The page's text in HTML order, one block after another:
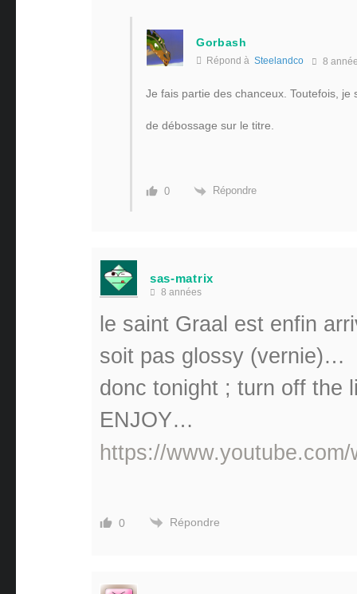
Gorbash
Répond à Steelandco 8
Je fais partie des chanceux. Toutefois, je
de débossage sur le titre.
0 Répondre
sas-matrix
8 années
le saint Graal est enfin
soit pas glossy (vernie)…
donc tonight ; turn off the
ENJOY…
https://
0 Répondre